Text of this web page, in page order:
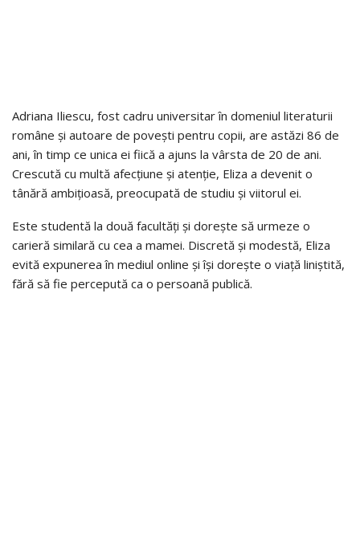
Adriana Iliescu, fost cadru universitar în domeniul literaturii
române și autoare de povești pentru copii, are astăzi 86 de
ani, în timp ce unica ei fiică a ajuns la vârsta de 20 de ani.
Crescută cu multă afecțiune și atenție, Eliza a devenit o
tânără ambițioasă, preocupată de studiu și viitorul ei.
Este studentă la două facultăți și dorește să urmeze o
carieră similară cu cea a mamei. Discretă și modestă, Eliza
evită expunerea în mediul online și își dorește o viață liniștită,
fără să fie percepută ca o persoană publică.